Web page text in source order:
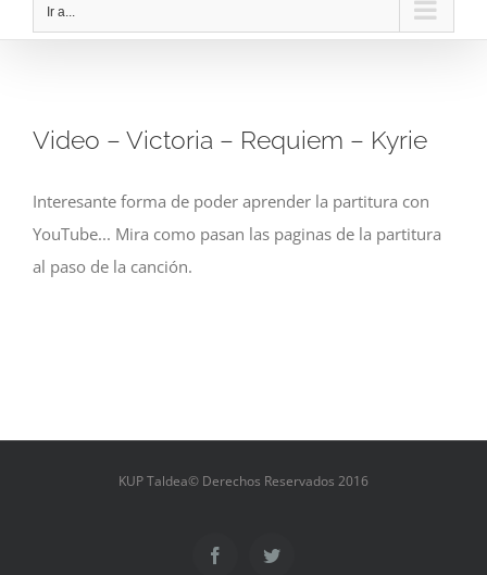
Ir a...
Video – Victoria – Requiem – Kyrie
Interesante forma de poder aprender la partitura con
YouTube... Mira como pasan las paginas de la partitura
al paso de la canción.
KUP Taldea© Derechos Reservados 2016
FacebookTwitter